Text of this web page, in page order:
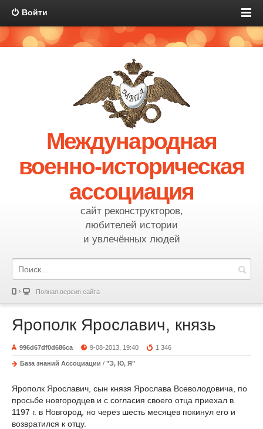
Войти
Международная
военно-историческая
ассоциация
сайт реконструкторов,
любителей истории
и увлечённых людей
Полная версия сайта
Ярополк Ярославич, князь
996d67df0d686ca 9-08-2013, 19:40 1 346
База знаний Ассоциации / "Э, Ю, Я"
Ярополк Ярославич, сын князя Ярослава Всеволодовича, по
просьбе новгородцев и с согласия своего отца приехал в
1197 г. в Новгород, но через шесть месяцев покинул его и
возвратился к отцу.